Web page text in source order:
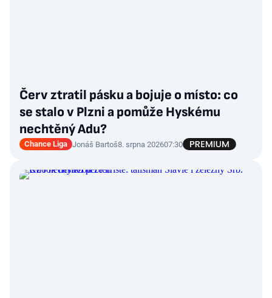
Červ ztratil pásku a bojuje o místo: co
se stalo v Plzni a pomůže Hyskému
nechtěný Adu?
Chance Liga Jonáš Bartoš8. srpna 202607:30